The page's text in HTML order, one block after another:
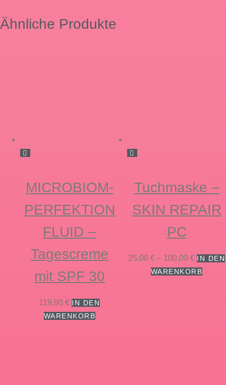
Ähnliche Produkte
MICROBIOM-
PERFEKTION
FLUID –
Tagescreme
mit SPF 30
119,90€ IN DEN
WARENKORB
Tuchmaske –
SKIN REPAIR
PC
25,00€ – 100,00€
25,00 €
IN DEN
WARENKORB